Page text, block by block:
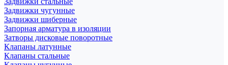
Задвижки чугунные
Задвижки шиберные
Запорная арматура в изоляции
Затворы дисковые поворотные
Клапаны латунные
Клапаны стальные